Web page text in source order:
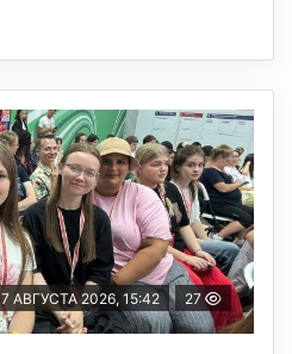
7 АВГУСТА 2026, 15:42 27